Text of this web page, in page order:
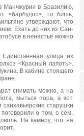
Манчжурии в Бразилию,
<барбудос>, то бишь,
утверждают, что
Ехать до них из Сан-
в ненастье можно
улица их
<Красный лапоть>.
В кабине стоящего
снимать можно, а на
мыться пора, а вот
старушки
о том, о сём.
На камеру, что на